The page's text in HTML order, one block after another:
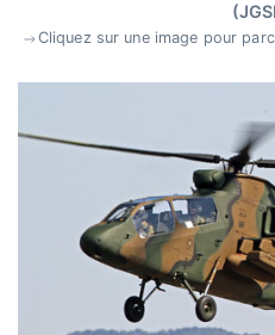
Cliquez sur une image pour